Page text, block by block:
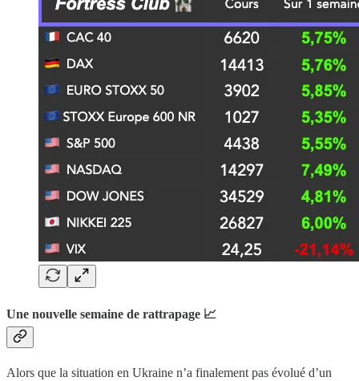
Une nouvelle semaine de rattrapage 📈
Alors que la situation en Ukraine n’a finalement pas évolué d’un